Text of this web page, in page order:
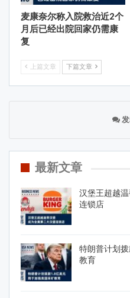
麦康奈尔称入院救治近2个
月后已经出院回家仍需康
复
上篇文章 下篇文章
最新文章
汉堡王超越
连锁店
特朗普计划
教育